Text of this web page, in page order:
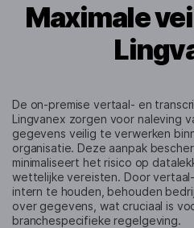
Maximale
De on-premise vertaal- en
Lingvanex zorgen voor naleving
gegevens veilig te verwerken
organisatie. Deze aanpak
minimaliseert het risico op
wettelijke vereisten. Door
intern te houden, behouden
over gegevens, wat cruciaal is
branchespecifieke regelgeving.